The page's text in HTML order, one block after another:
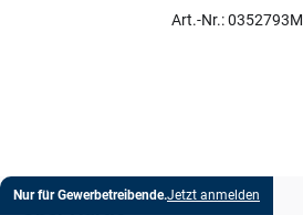
Art.-Nr.: 0352793M
Nur für Gewerbetreibende.Jetzt anmelden